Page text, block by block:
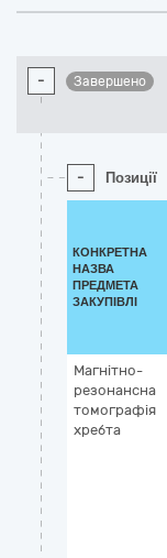
- Завершено
- Позиції
КОНКРЕТНА
НАЗВА
ПРЕДМЕТА
ЗАКУПІВЛІ
Магнітно-
резонансна
томографія
хребта